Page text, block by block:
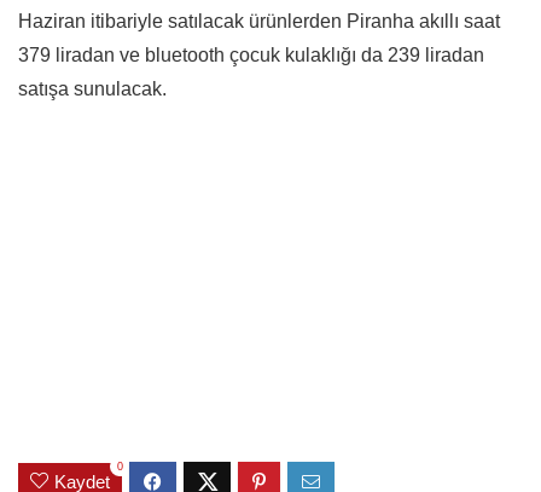
Haziran itibariyle satılacak ürünlerden Piranha akıllı saat
379 liradan ve bluetooth çocuk kulaklığı da 239 liradan
satışa sunulacak.
Kaydet
0